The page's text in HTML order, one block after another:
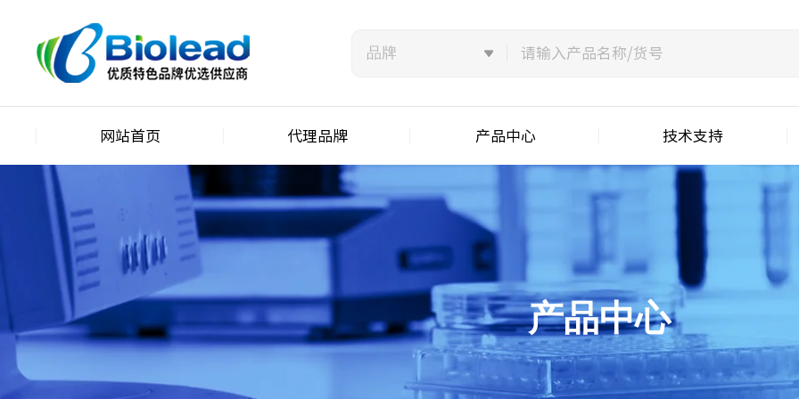
网站首页 代理品牌 产品中心 技术支持
产品中心